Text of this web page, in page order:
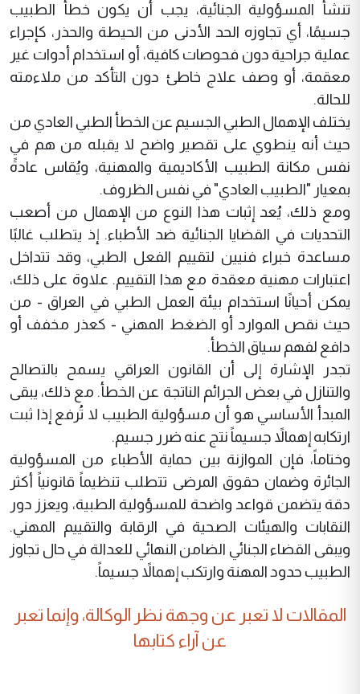
تنشأ المسؤولية الجنائية، يجب أن يكون خطأ الطبيب
جسيمًا، أي تجاوزه الحد الأدنى من الحيطة والحذر، كإجراء
عملية جراحية دون فحوصات كافية، أو استخدام أدوات غير
معقمة، أو وصف علاج خاطئ دون التأكد من ملاءمته
للحالة.
يختلف الإهمال الطبي الجسيم عن الخطأ الطبي العادي من
حيث أنه ينطوي على تقصير واضح لا يقبله من هم في
نفس مكانة الطبيب الأكاديمية والمهنية، ويُقاس عادةً
بمعيار "الطبيب العادي" في نفس الظروف.
ومع ذلك، يُعد إثبات هذا النوع من الإهمال من أصعب
التحديات في القضايا الجنائية ضد الأطباء. إذ يتطلب غالبًا
مساعدة خبراء فنيين لتقييم الفعل الطبي، وقد تتداخل
اعتبارات مهنية معقدة مع هذا التقييم. علاوة على ذلك،
يمكن أحيانًا استخدام بيئة العمل الطبي في العراق - من
حيث نقص الموارد أو الضغط المهني - كعذر مخفف أو
دافع لفهم سياق الخطأ.
تجدر الإشارة إلى أن القانون العراقي يسمح بالتصالح
والتنازل في بعض الجرائم الناتجة عن الخطأ. مع ذلك، يبقى
المبدأ الأساسي هو أن مسؤولية الطبيب لا تُرفع إذا ثبت
ارتكابه إهمالاً جسيماً نتج عنه ضرر جسيم.
وختاماً، فإن الموازنة بين حماية الأطباء من المسؤولية
الجائرة وضمان حقوق المرضى تتطلب تنظيماً قانونياً أكثر
دقة يتضمن قواعد واضحة للمسؤولية الطبية، ويعزز دور
النقابات والهيئات الصحية في الرقابة والتقييم المهني.
ويبقى القضاء الجنائي الضامن النهائي للعدالة في حال تجاوز
الطبيب حدود المهنة وارتكب إهمالاً جسيماً.
المقالات لا تعبر عن وجهة نظر الوكالة، وإنما تعبر
عن آراء كتابها